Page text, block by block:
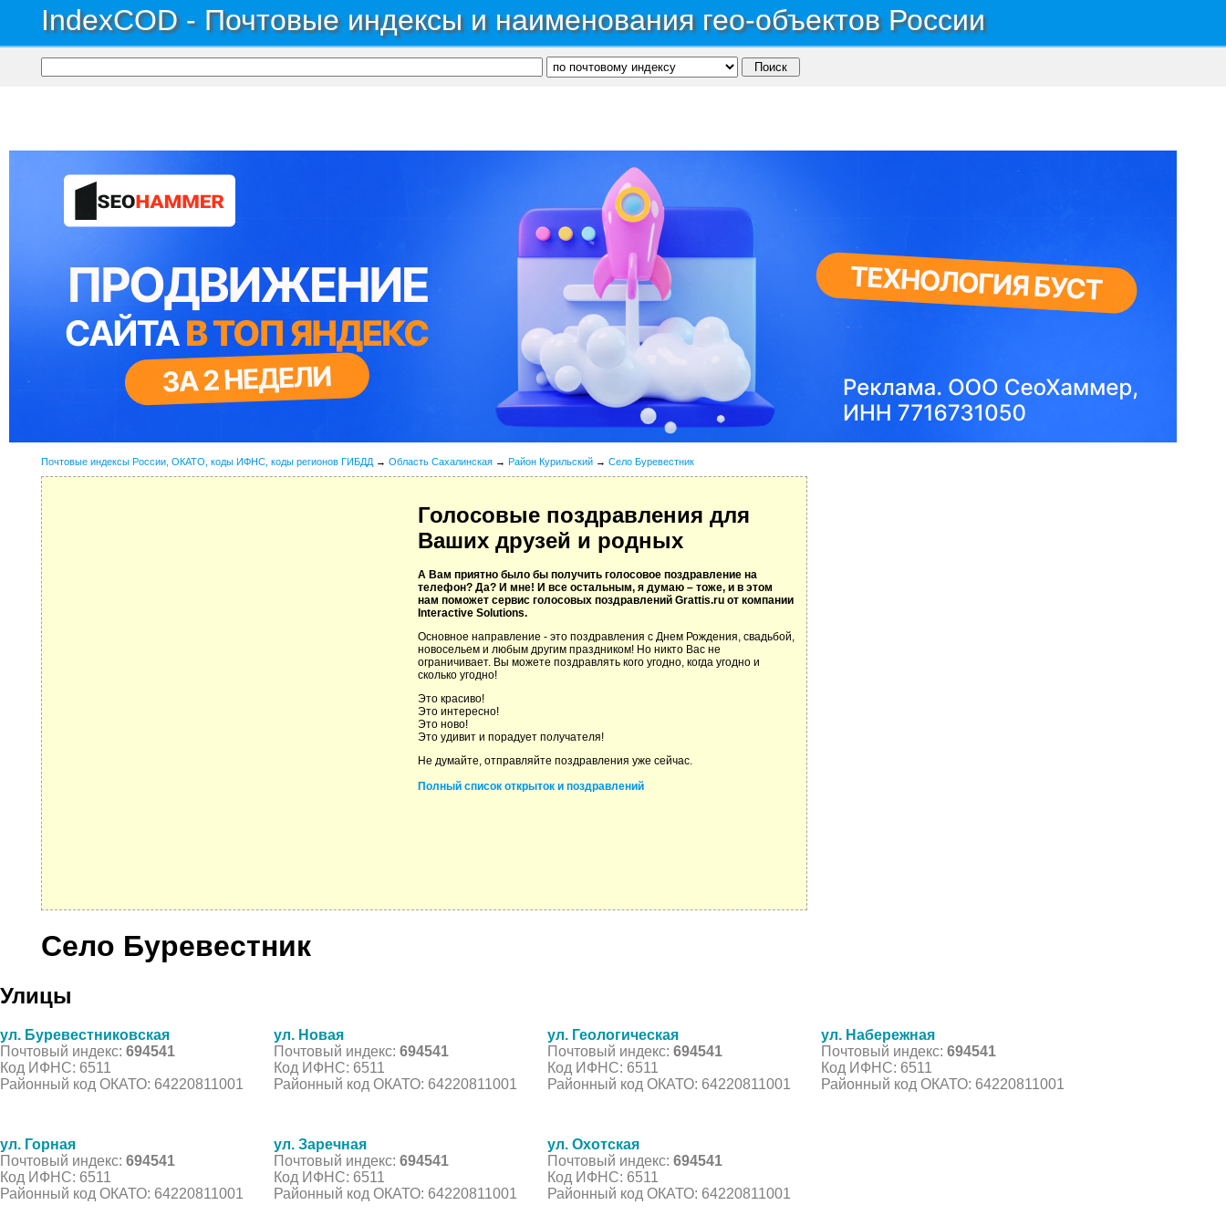
IndexCOD - Почтовые индексы и наименования гео-объектов России
Почтовые индексы России, ОКАТО, коды ИФНС, коды регионов ГИБДД → Область Сахалинская → Район Курильский → Село Буревестник
Голосовые поздравления для
Ваших друзей и родных
А Вам приятно было бы получить голосовое поздравление на
телефон? Да? И мне! И все остальным, я думаю – тоже, и в этом
нам поможет сервис голосовых поздравлений Grattis.ru от компании
Interactive Solutions.
Основное направление - это поздравления с Днем Рождения, свадьбой,
новосельем и любым другим праздником! Но никто Вас не
ограничивает. Вы можете поздравлять кого угодно, когда угодно и
сколько угодно!
Это красиво!
Это интересно!
Это ново!
Это удивит и порадует получателя!
Не думайте, отправляйте поздравления уже сейчас.
Полный список открыток и поздравлений
Село Буревестник
Улицы
ул. Буревестниковская
Почтовый индекс: 694541
Код ИФНС: 6511
Районный код ОКАТО: 64220811001
ул. Новая
Почтовый индекс: 694541
Код ИФНС: 6511
Районный код ОКАТО: 64220811001
ул. Геологическая
Почтовый индекс: 694541
Код ИФНС: 6511
Районный код ОКАТО: 64220811001
ул. Набережная
Почтовый индекс: 694541
Код ИФНС: 6511
Районный код ОКАТО: 64220811001
ул. Горная
Почтовый индекс: 694541
Код ИФНС: 6511
Районный код ОКАТО: 64220811001
ул. Заречная
Почтовый индекс: 694541
Код ИФНС: 6511
Районный код ОКАТО: 64220811001
ул. Охотская
Почтовый индекс: 694541
Код ИФНС: 6511
Районный код ОКАТО: 64220811001